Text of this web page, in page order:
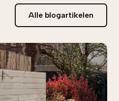
Alle blogartikelen